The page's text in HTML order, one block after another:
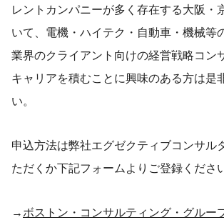
レントカンパニーが多く存在する大阪・
いて、電機・ハイテク・自動車・機械等
業界のクライアント向けの経営戦略コン
キャリアを積むことに興味のある方は是
い。
申込方法は弊社エグゼクティブコンサル
ただくか下記フォームよりご登録くださ
→ ボストン・コンサルティング・グルー